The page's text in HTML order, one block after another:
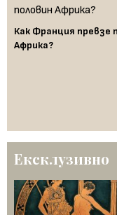
Как Франция превзе
Африка?
Ексклузивно